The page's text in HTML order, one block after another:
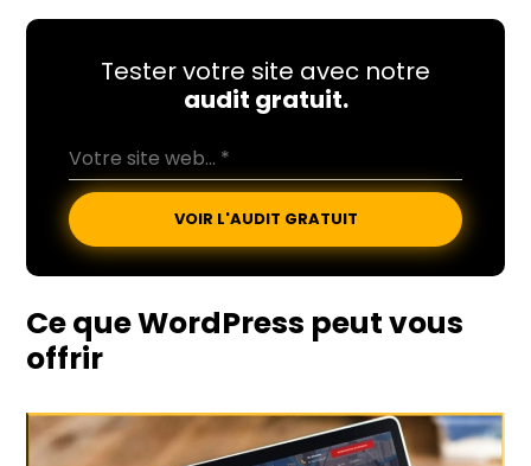
Tester votre site avec notre
audit gratuit.
VOIR L'AUDIT GRATUIT
Ce queWordPress peut vous
offrir